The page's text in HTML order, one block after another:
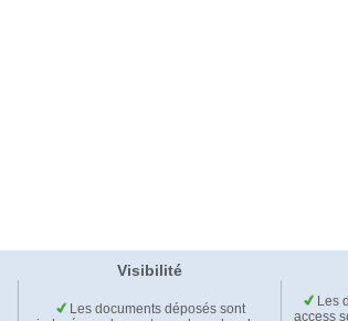
Visibilité
Les documents déposés sont
Les
access